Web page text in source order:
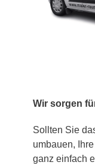
Wir sorgen
Sollten Sie
umbauen,
ganz einfach